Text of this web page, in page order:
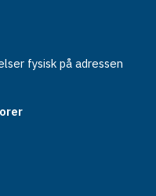
fysisk på adressen